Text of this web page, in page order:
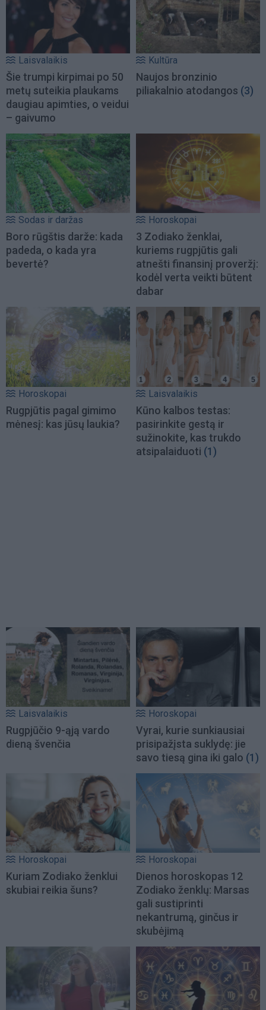
Laisvalaikis
Šie trumpi kirpimai po 50
metų suteikia plaukams
daugiau apimties, o veidui
– gaivumo
Kultūra
Naujos bronzinio
piliakalnio atodangos (3)
Sodas ir daržas
Boro rūgštis darže: kada
padeda, o kada yra
bevertė?
Horoskopai
3 Zodiako ženklai,
kuriems rugpjūtis gali
atnešti finansinį proveržį:
kodėl verta veikti būtent
dabar
Horoskopai
Rugpjūtis pagal gimimo
mėnesį: kas jūsų laukia?
Laisvalaikis
Kūno kalbos testas:
pasirinkite gestą ir
sužinokite, kas trukdo
atsipalaiduoti (1)
Laisvalaikis
Rugpjūčio 9-ąją vardo
dieną švenčia
Horoskopai
Vyrai, kurie sunkiausiai
prisipažįsta suklydę: jie
savo tiesą gina iki galo (1)
Horoskopai
Kuriam Zodiako ženklui
skubiai reikia šuns?
Horoskopai
Dienos horoskopas 12
Zodiako ženklų: Marsas
gali sustiprinti
nekantrumą, ginčus ir
skubėjimą